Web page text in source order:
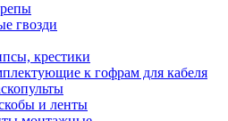
гвозди
крестики
к гофрам для кабеля
и ленты